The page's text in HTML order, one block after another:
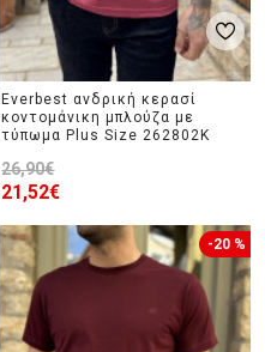
Everbest ανδρική κερασί
κοντομάνικη μπλούζα με
τύπωμα Plus Size 262802K
21,52€
26,90€
-20 %